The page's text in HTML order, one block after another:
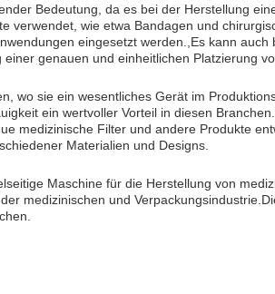
Bedeutung, da es bei der Herstellung
verwendet, wie etwa Bandagen und
eingesetzt werden.,Es kann
genauen und einheitlichen Platzierung
wo sie ein wesentliches Gerät im
ein wertvoller Vorteil in diesen
medizinische Filter und andere Produkte
Materialien und Designs.
Maschine für die Herstellung von
medizinischen und